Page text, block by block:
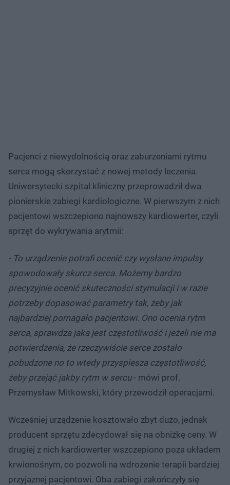
Pacjenci z niewydolnością oraz zaburzeniami rytmu
serca mogą skorzystać z nowej metody leczenia.
Uniwersytecki szpital kliniczny przeprowadził dwa
pionierskie zabiegi kardiologiczne. W pierwszym z nich
pacjentowi wszczepiono najnowszy kardiowerter, czyli
sprzęt do wykrywania arytmii:
- To urządzenie potrafi ocenić czy wysłane impulsy
spowodowały skurcz serca. Możemy bardzo
precyzyjnie ocenić skuteczności stymulacji i w razie
potrzeby dopasować parametry tak, żeby jak
najbardziej pomagało pacjentowi. Ono ocenia rytm
serca, sprawdza jaka jest częstotliwość i jeżeli nie ma
potwierdzenia, że rzeczywiście serce zostało
pobudzone no to wtedy przyspiesza częstotliwość,
żeby przejąć jakby rytm w sercu- mówi prof.
Przemysław Mitkowski, który przewodził operacjami.
Wcześniej urządzenie kosztowało zbyt dużo, jednak
producent sprzętu zdecydował się na obniżkę ceny. W
drugiej z nich kardiowerter wszczepiono poza układem
krwionośnym, co pozwoli na wdrożenie terapii bardziej
przyjaznej pacjentowi. Oba zabiegi zakończyły się